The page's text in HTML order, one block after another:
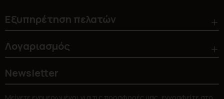
Εξυπηρέτηση πελατών
Λογαριασμός
Newsletter